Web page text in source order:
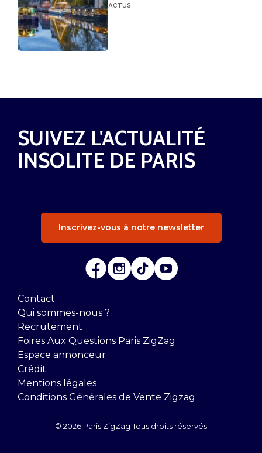
ACTUS
SUIVEZ L'ACTUALITÉ
INSOLITE DE PARIS
Inscrivez-vous à notre newsletter
Contact
Qui sommes-nous ?
Recrutement
Foires Aux Questions Paris ZigZag
Espace annonceur
Crédit
Mentions légales
Conditions Générales de Vente Zigzag
© 2026 Paris ZigZag Tous droits réservés